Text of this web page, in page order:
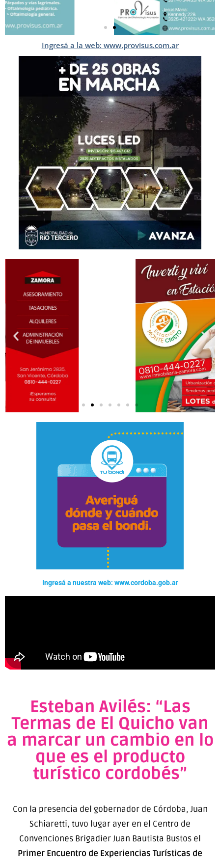
Ingresá a la web: www.provisus.com.ar
Ingresá a nuestra web: www.cordoba.gob.ar
Esteban Avilés: “Las
Termas de El Quicho van
a marcar un cambio en lo
que es el producto
turístico cordobés”
Con la presencia del gobernador de Córdoba, Juan
Schiaretti, tuvo lugar ayer en el Centro de
Convenciones Brigadier Juan Bautista Bustos el
Primer Encuentro de Experiencias Turísticas de